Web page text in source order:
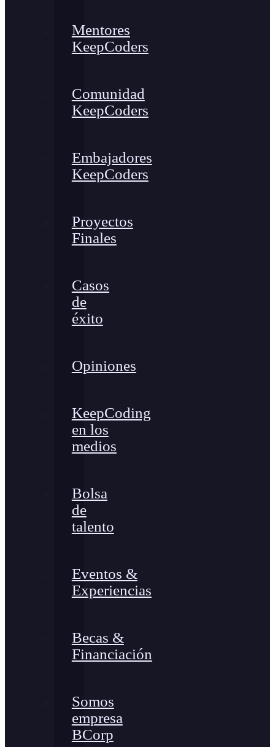
Mentores
KeepCoders
Comunidad
KeepCoders
Embajadores
KeepCoders
Proyectos
Finales
Casos
de
éxito
Opiniones
KeepCoding
en los
medios
Bolsa
de
talento
Eventos &
Experiencias
Becas &
Financiación
Somos
empresa
BCorp